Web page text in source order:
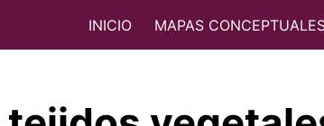
INICIO MAPAS